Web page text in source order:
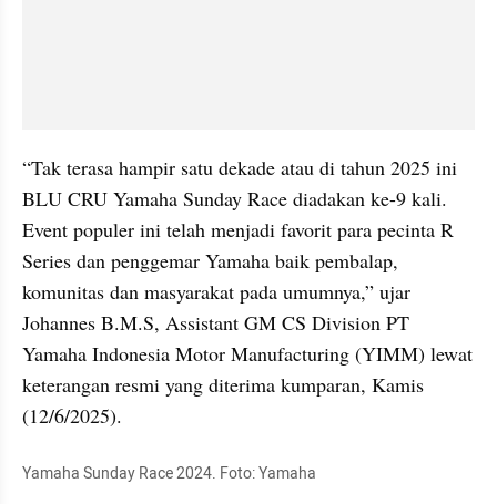
“Tak terasa hampir satu dekade atau di tahun 2025 ini
BLU CRU Yamaha Sunday Race diadakan ke-9 kali.
Event populer ini telah menjadi favorit para pecinta R
Series dan penggemar Yamaha baik pembalap,
komunitas dan masyarakat pada umumnya,” ujar
Johannes B.M.S, Assistant GM CS Division PT
Yamaha Indonesia Motor Manufacturing (YIMM) lewat
keterangan resmi yang diterima kumparan, Kamis
(12/6/2025).
Yamaha Sunday Race 2024. Foto: Yamaha